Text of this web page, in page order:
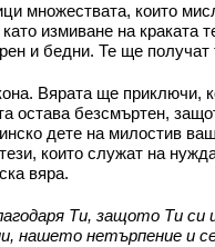
множествата, които
измиване на краката
и бедни. Те ще
Вярата ще приключи,
остава безсмъртен,
дете на милостив
които служат на
вяра.
Ти, защото Ти си
нашето нетърпение и